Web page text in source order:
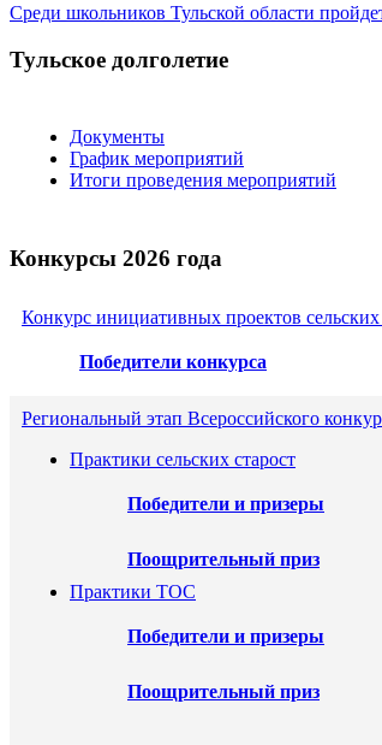
Среди школьников Тульской области
Тульское долголетие
Документы
График мероприятий
Итоги проведения мероприятий
Конкурсы 2026 года
Конкурс инициативных проектов
Победители конкурса
Региональный этап Всероссийского
Практики сельских старост
Победители и призеры
Поощрительный приз
Практики ТОС
Победители и призеры
Поощрительный приз